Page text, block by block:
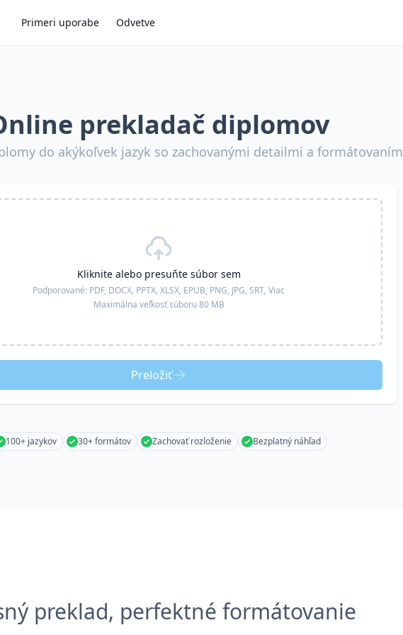
Primeri uporabe Odvetve
prekladač diplomov
do akýkoľvek jazyk so zachovanými detailmi a formátovaním
Kliknite alebo presuňte súbor sem
Podporované: PDF, DOCX, PPTX, XLSX, EPUB, PNG, JPG, SRT, Viac
Maximálna veľkosť súboru 80 MB
Preložiť
100+ jazykov 30+ formátov Zachovať rozloženie Bezplatný náhľad
preklad, perfektné formátovanie